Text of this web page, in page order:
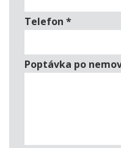
Telefon *
Poptávka po